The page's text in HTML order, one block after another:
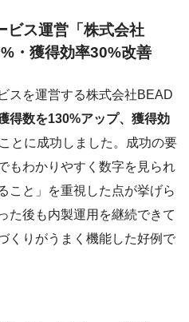
ビス運営「株式会社
・獲得効率30%改善
スを運営する株式会社BEAD
得数を130%アップ、獲得効
とに成功しました。成功の要
もわかりやすく数字を見られ
こと」を重視した点が挙げら
た後も内製運用を継続できて
くりがうまく機能した好例で